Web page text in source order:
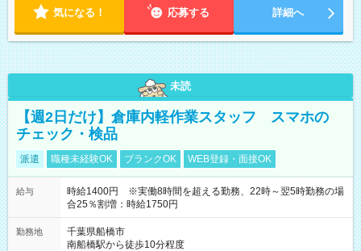
気になる！ 応募する 詳細へ
未読
【週2日だけ】倉庫内軽作業スタッフ スマホの
チェック・検品
派遣 職種未経験OK ブランクOK WEB登録・面接OK
給与
時給1400円 ※実働8時間を超える勤務、22時～翌5時勤務の場
合25％割増：時給1750円
勤務地
千葉県船橋市
南船橋駅から徒歩10分程度